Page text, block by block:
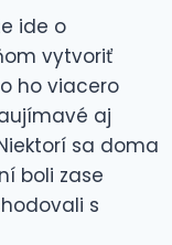
ide o
vytvoriť
ho viacero
aj
sa doma
boli zase
s